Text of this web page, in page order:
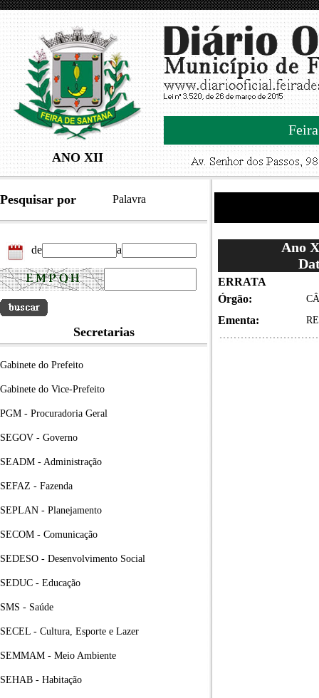
ANO XII
Pesquisar por Palavra
de a
Secretarias
Gabinete do Prefeito
Gabinete do Vice-Prefeito
PGM - Procuradoria Geral
SEGOV - Governo
SEADM - Administração
SEFAZ - Fazenda
SEPLAN - Planejamento
SECOM - Comunicação
SEDESO - Desenvolvimento Social
SEDUC - Educação
SMS - Saúde
SECEL - Cultura, Esporte e Lazer
SEMMAM - Meio Ambiente
SEHAB - Habitação
Ano
ERRATA
Órgão:
Ementa: